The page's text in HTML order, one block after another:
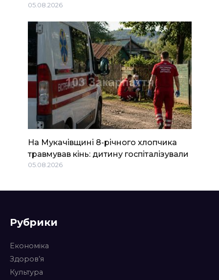
05.08.2026
На Мукачівщині 8-річного хлопчика
травмував кінь: дитину госпіталізували
05.08.2026
Рубрики
Економіка
Здоров’я
Культура